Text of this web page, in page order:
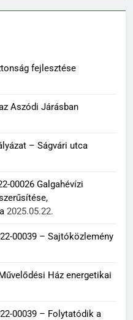
fejlesztése
Aszódi Járásban
– Ságvári utca
00026 Galgahévízi
2025.05.22.
00039 – Sajtóközlemény
Ház energetikai
00039 – Folytatódik a